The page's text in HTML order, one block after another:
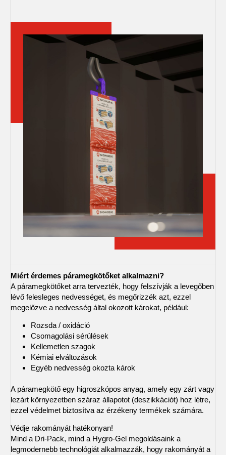
Miért érdemes páramegkötőket alkalmazni?
A páramegkötőket arra tervezték, hogy felszívják a levegőben
lévő felesleges nedvességet, és megőrizzék azt, ezzel
megelőzve a nedvesség által okozott károkat, például:
Rozsda / oxidáció
Csomagolási sérülések
Kellemetlen szagok
Kémiai elváltozások
Egyéb nedvesség okozta károk
A páramegkötő egy higroszkópos anyag, amely egy zárt vagy
lezárt környezetben száraz állapotot (deszikkációt) hoz létre,
ezzel védelmet biztosítva az érzékeny termékek számára.
Védje rakományát hatékonyan!
Mind a Dri-Pack, mind a Hygro-Gel megoldásaink a
legmodernebb technológiát alkalmazzák, hogy rakományát a